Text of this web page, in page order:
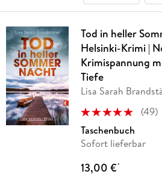
Tod in heller
Helsinki-Krimi |
Krimispannung
Tiefe
Lisa Sarah
(49)
Taschenbuch
Sofort lieferbar
13,00 €*